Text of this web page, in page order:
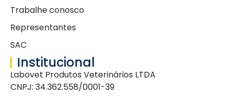
Trabalhe conosco
Representantes
SAC
Institucional
Labovet Produtos Veterinários LTDA
CNPJ: 34.362.558/0001-39